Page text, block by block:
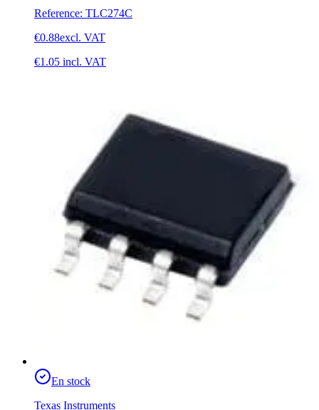
Reference: TLC274C
€0.88excl. VAT
€1.05 incl. VAT
En stock
Texas Instruments